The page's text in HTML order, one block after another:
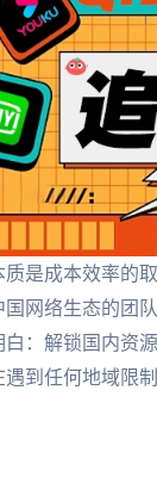
质是成本效率的
国网络生态的团
白：解锁国内资
到任何地域限